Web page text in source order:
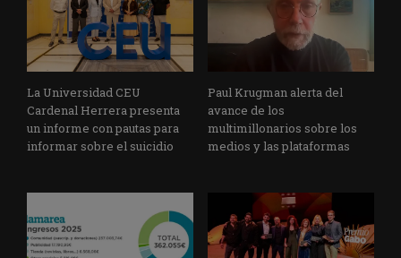
La Universidad CEU
Cardenal Herrera presenta
un informe con pautas para
informar sobre el suicidio
Paul Krugman alerta del
avance de los
multimillonarios sobre los
medios y las plataformas